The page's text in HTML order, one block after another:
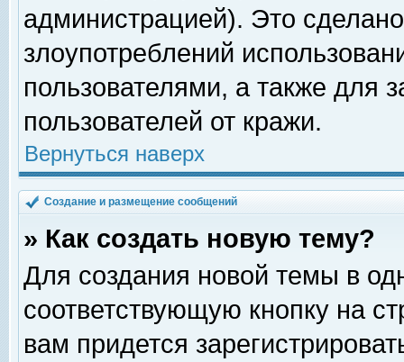
администрацией). Это
злоупотреблений
пользователями, а также для
пользователей от кражи.
Вернуться наверх
Создание и размещение сообщений
» Как создать новую тему?
Для создания новой темы в
соответствующую кнопку на
вам придется